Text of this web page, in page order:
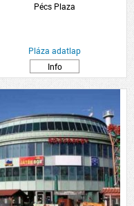
Pécs Plaza
Pláza adatlap
Info